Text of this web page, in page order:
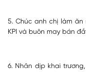
5. Chúc anh chị làm ăn
KPI và buôn may bán
6. Nhân dịp khai